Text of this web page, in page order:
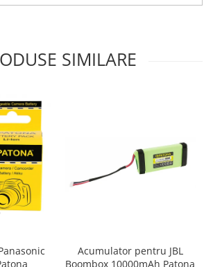
SIMILARE
Acumulator pentru JBL
Boombox 10000mAh Patona